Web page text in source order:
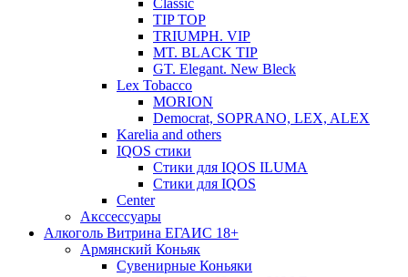
Classic
TIP TOP
TRIUMPH. VIP
MT. BLACK TIP
GT. Elegant. New Bleck
Lex Tobacco
MORION
Democrat, SOPRANO, LEX, ALEX
Karelia and others
IQOS стики
Стики для IQOS ILUMA
Стики для IQOS
Сenter
Акссессуары
Алкоголь Витрина ЕГАИС 18+
Армянский Коньяк
Сувенирные Коньяки